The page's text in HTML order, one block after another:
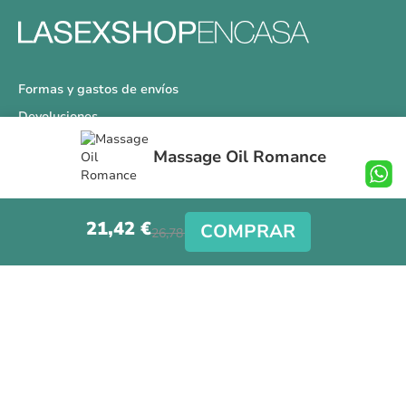
Massage Oil Romance
21,42 €26,78 € COMPRAR
Formas y gastos de envíos
Devoluciones
Información Tallas
Protección a Compradores
Nuestra Tienda
Aviso Legal
Síguenos en nuestras redes sociales